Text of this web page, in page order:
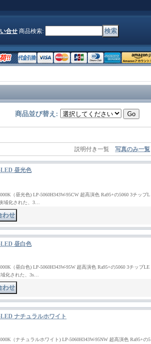
合せ 商品検索:
商品並び替え :
説明付き一覧 写真のみ一覧
昼光色
（昼光色) LP-5060H343W-95CW 超高演色 Ra95+の5060 3チップL
域化された、3…
昼白色
（昼白色) LP-5060H343W-95W 超高演色 Ra95+の5060 3チップLE
化された、3s…
ナチュラルホワイト
（ナチュラルホワイト) LP-5060H343W-95NW 超高演色 Ra95+の5